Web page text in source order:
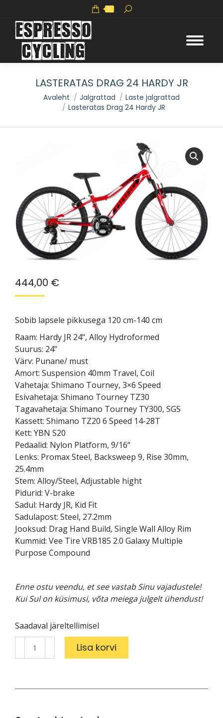
0 Search:
LASTERATAS DRAG 24 HARDY JR
You are here:
Avaleht Jalgrattad
Laste jalgrattad
Lasteratas Drag 24 Hardy JR
444,00 €
Sobib lapsele pikkusega 120 cm-140 cm
Raam: Hardy JR 24“, Alloy Hydroformed
Suurus: 24”
Värv: Punane/ must
Amort: Suspension 40mm Travel, Coil
Vahetaja: Shimano Tourney, 3×6 Speed
Esivahetaja: Shimano Tourney TZ30
Tagavahetaja: Shimano Tourney TY300, SGS
Kassett: Shimano TZ20 6 Speed 14-28T
Kett: YBN S20
Pedaalid: Nylon Platform, 9/16“
Lenks: Promax Steel, Backsweep 9, Rise 30mm,
25.4mm
Stem: Alloy/Steel, Adjustable hight
Pidurid: V-brake
Sadul: Hardy JR, Kid Fit
Sadulapost: Steel, 27.2mm
Jooksud: Drag Hand Build, Single Wall Alloy Rim
Kummid: Vee Tire VRB185 2.0 Galaxy Multiple
Purpose Compound
Enne ostu veendu, et see vastab Sinu vajadustele!
Kui Sul on küsimusi, võta meiega julgelt ühendust!
Saadaval järeltellimisel
JR
Lisa korvi